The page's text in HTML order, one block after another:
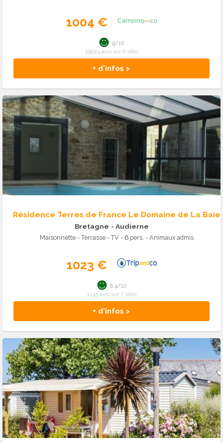
1004 €
+ d'infos >
9/10
29024 avis sur 6 sites
Résidence Terres de France Le Domaine de La Baie
Bretagne - Audierne
Maisonnette - Terrasse - TV - 6 pers. - Animaux admis
1023 €
+ d'infos >
8.4/10
1145 avis sur 7 sites